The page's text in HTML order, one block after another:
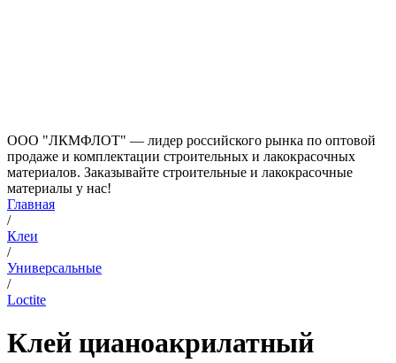
ООО "ЛКМФЛОТ" — лидер российского рынка по оптовой
продаже и комплектации строительных и лакокрасочных
материалов. Заказывайте строительные и лакокрасочные
материалы у нас!
Главная
/
Клеи
/
Универсальные
/
Loctite
Клей цианоакрилатный